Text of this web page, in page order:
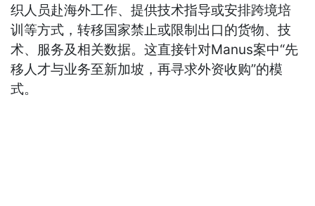
织人员赴海外工作、提供技术指导或安排跨境培
训等方式，转移国家禁止或限制出口的货物、技
术、服务及相关数据。这直接针对Manus案中“先
移人才与业务至新加坡，再寻求外资收购”的模
式。